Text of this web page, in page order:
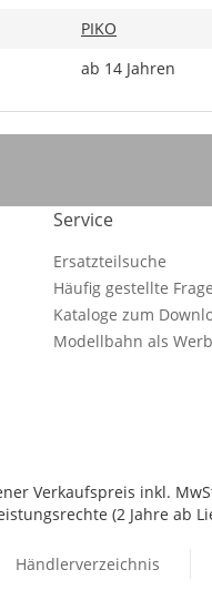
PIKO
ab 14 Jahren
Service
Ersatzteilsuche
Häufig gestellte
Kataloge zum
Modellbahn als
Verkaufspreis inkl.
(2 Jahre
Händlerverzeichnis